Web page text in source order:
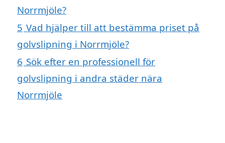
Norrmjöle?
5 Vad hjälper till att bestämma priset på
golvslipning i Norrmjöle?
6 Sök efter en professionell för
golvslipning i andra städer nära
Norrmjöle